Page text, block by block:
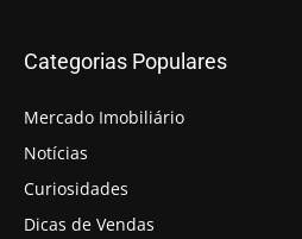
Categorias Populares
Mercado Imobiliário
Notícias
Curiosidades
Dicas de Vendas